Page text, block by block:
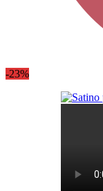
-23%